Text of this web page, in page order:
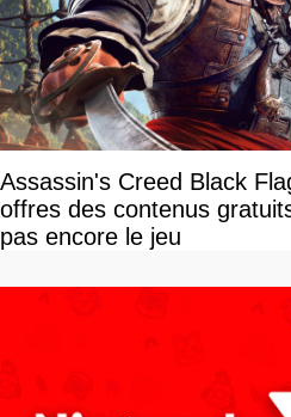
Assassin's Creed Black
offres des contenus
pas encore le jeu